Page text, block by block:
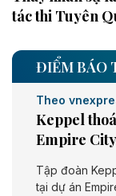
tác thi Tuyên
ĐIỂM BÁO
Theo
Keppel
Empire
Tập đoàn
tại dự án